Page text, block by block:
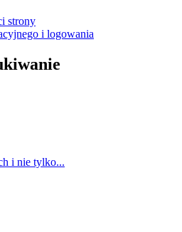
strony
i logowania